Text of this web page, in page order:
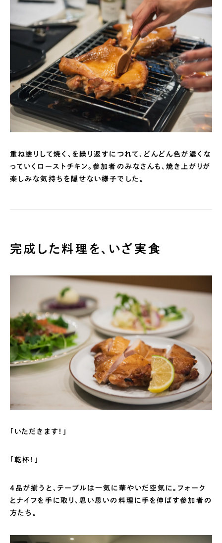
重ね塗りして焼く、を繰り返すにつれて、どんどん色が濃くな
っていくローストチキン。参加者のみなさんも、焼き上がりが
楽しみな気持ちを隠せない様子でした。
完成した料理を、いざ実食
「いただきます！」
「乾杯！」
4品が揃うと、テーブルは一気に華やいだ空気に。フォーク
とナイフを手に取り、思い思いの料理に手を伸ばす参加者の
方たち。